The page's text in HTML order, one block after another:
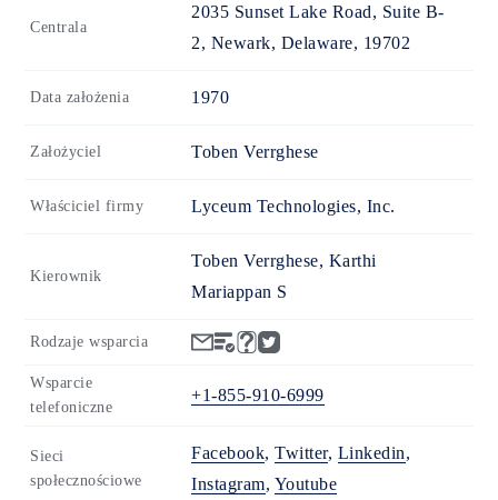
Centrala
2035 Sunset Lake Road, Suite B-
2, Newark, Delaware, 19702
Data założenia 1970
Założyciel Toben Verrghese
Właściciel firmy Lyceum Technologies, Inc.
Kierownik
Toben Verrghese, Karthi
Mariappan S
Rodzaje wsparcia
Wsparcie
telefoniczne
+1-855-910-6999
Sieci
społecznościowe
Facebook, Twitter, Linkedin,
Instagram, Youtube